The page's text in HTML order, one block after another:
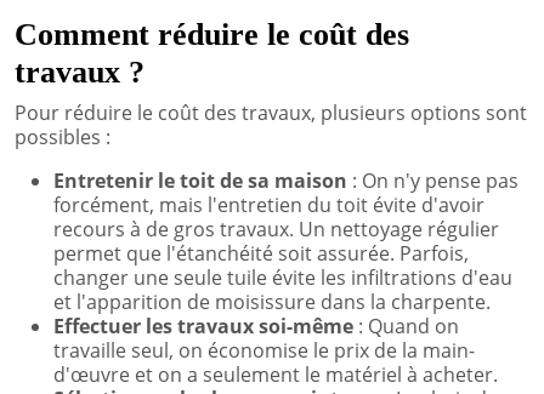
Comment réduire le coût des
travaux ?
Pour réduire le coût des travaux, plusieurs options sont
possibles :
Entretenir le toit de sa maison : On n'y pense pas
forcément, mais l'entretien du toit évite d'avoir
recours à de gros travaux. Un nettoyage régulier
permet que l'étanchéité soit assurée. Parfois,
changer une seule tuile évite les infiltrations d'eau
et l'apparition de moisissure dans la charpente.
Effectuer les travaux soi-même : Quand on
travaille seul, on économise le prix de la main-
d'œuvre et on a seulement le matériel à acheter.